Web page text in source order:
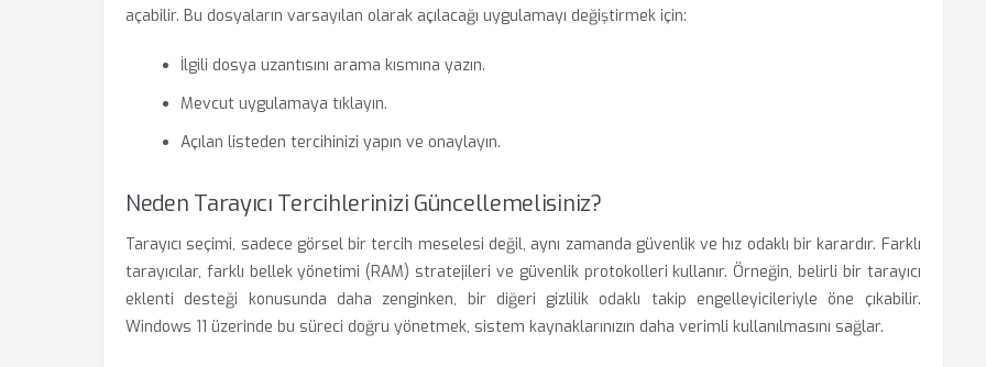
açabilir. Bu dosyaların varsayılan olarak açılacağı uygulamayı değiştirmek için:
İlgili dosya uzantısını arama kısmına yazın.
Mevcut uygulamaya tıklayın.
Açılan listeden tercihinizi yapın ve onaylayın.
Neden Tarayıcı Tercihlerinizi Güncellemelisiniz?
Tarayıcı seçimi, sadece görsel bir tercih meselesi değil, aynı zamanda güvenlik ve hız odaklı bir karardır. Farklı
tarayıcılar, farklı bellek yönetimi (RAM) stratejileri ve güvenlik protokolleri kullanır. Örneğin, belirli bir tarayıcı
eklenti desteği konusunda daha zenginken, bir diğeri gizlilik odaklı takip engelleyicileriyle öne çıkabilir.
Windows 11 üzerinde bu süreci doğru yönetmek, sistem kaynaklarınızın daha verimli kullanılmasını sağlar.